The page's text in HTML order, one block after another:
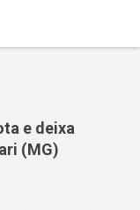
e deixa
(MG)